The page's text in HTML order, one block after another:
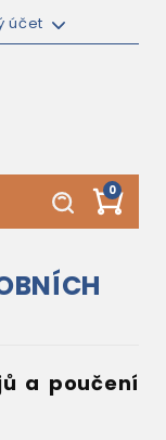
účet
0
a poučení